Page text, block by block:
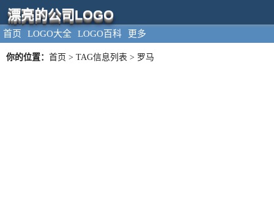
首页 LOGO大全 LOGO百科 更多
漂亮的公司LOGO
你的位置： 首页 > TAG信息列表 > 罗马